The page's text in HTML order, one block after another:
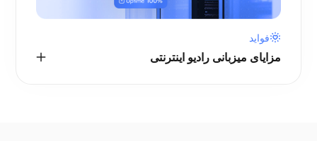
فواید
مزایای میزبانی رادیو اینترنتی